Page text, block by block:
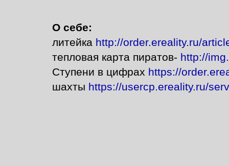
О себе:
литейка http://order.ereality.ru/
тепловая карта пиратов- http://
Ступени в цифрах https://
шахты https://usercp.ereality.ru/